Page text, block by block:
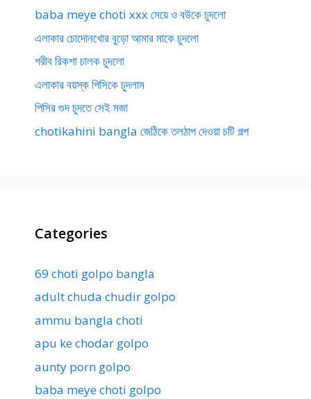
baba meye choti xxx মেয়ে ও বউকে চুদলো
এলাকার চোদোনখোর বুড়ো আমার মাকে চুদলো
গরীব রিকশা চালক চুদলো
এলাকার বয়স্ক পিসিকে চুদলাম
পিসির গুদ চুদতে সেই মজা
chotikahini bangla জেঠিকে তলঠাপ দেওয়া চটি গল্প
Categories
69 choti golpo bangla
adult chuda chudir golpo
ammu bangla choti
apu ke chodar golpo
aunty porn golpo
baba meye choti golpo